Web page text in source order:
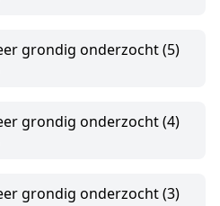
grondig onderzocht (5)
grondig onderzocht (4)
grondig onderzocht (3)